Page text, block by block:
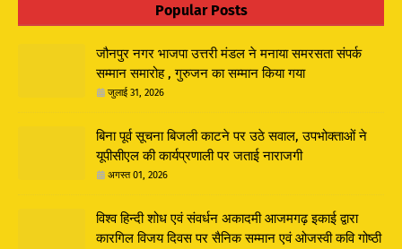
Popular Posts
जौनपुर नगर भाजपा उत्तरी मंडल ने मनाया समरसता संपर्क
सम्मान समारोह , गुरुजन का सम्मान किया गया
जुलाई 31, 2026
बिना पूर्व सूचना बिजली काटने पर उठे सवाल, उपभोक्ताओं ने
यूपीसीएल की कार्यप्रणाली पर जताई नाराजगी
अगस्त 01, 2026
विश्व हिन्दी शोध एवं संवर्धन अकादमी आजमगढ़ इकाई द्वारा
कारगिल विजय दिवस पर सैनिक सम्मान एवं ओजस्वी कवि गोष्ठी